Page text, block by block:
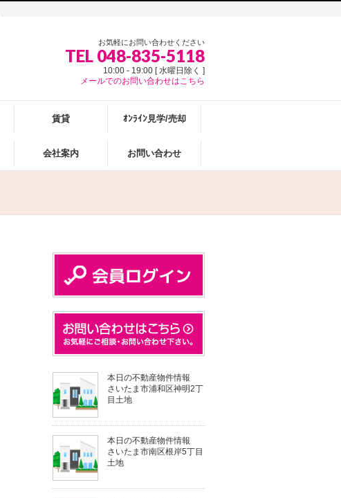
お気軽にお問い合わせください
TEL 048-835-5118
10:00 - 19:00 [ 水曜日除く ]
メールでのお問い合わせはこちら
賃貸 ｵﾝﾗｲﾝ見学/売却
会社案内 お問い合わせ
本日の不動産物件情報
さいたま市浦和区神明2丁
目土地
本日の不動産物件情報
さいたま市南区根岸5丁目
土地